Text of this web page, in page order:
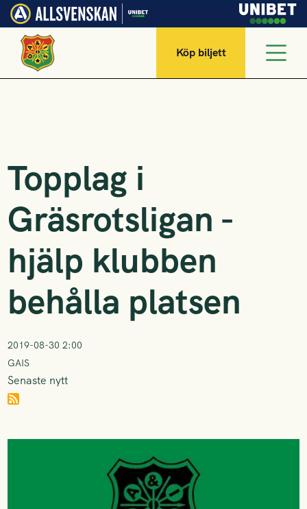
Köp biljett
Topplag i
Gräsrotsligan -
hjälp klubben
behålla platsen
2019-08-30 2:00
GAIS
Senaste nytt